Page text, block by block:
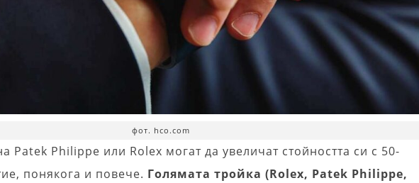
фот. hco.com
Patek Philippe или Rolex могат да увеличат стойността си с 50-
понякога и повече. Голямата тройка (Rolex, Patek Philippe,